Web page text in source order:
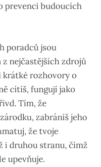
prevenci budoucích
poradců jsou
nejčastějších zdrojů
krátké rozhovory o
cítíš, fungují jako
Tím, že
zabráníš jeho
že tvoje
i druhou stranu, čímž
upevňuje.